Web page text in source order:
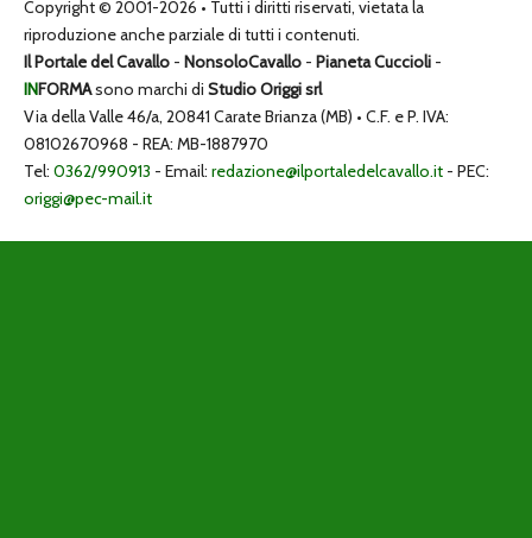
Copyright © 2001-2026 • Tutti i diritti riservati, vietata la
riproduzione anche parziale di tutti i contenuti.
Il Portale del Cavallo - NonsoloCavallo - Pianeta Cuccioli -
INFORMAsono marchi di Studio Origgi srl
Via della Valle 46/a, 20841 Carate Brianza (MB) • C.F. e P. IVA:
08102670968 - REA: MB-1887970
Tel: 0362/990913 - Email: redazione@ilportaledelcavallo.it - PEC:
origgi@pec-mail.it